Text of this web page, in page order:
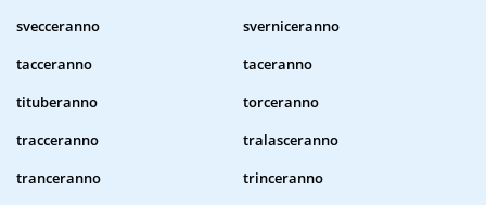
svecceranno
sverniceranno
tacceranno
taceranno
tituberanno
torceranno
tracceranno
tralasceranno
tranceranno
trinceranno